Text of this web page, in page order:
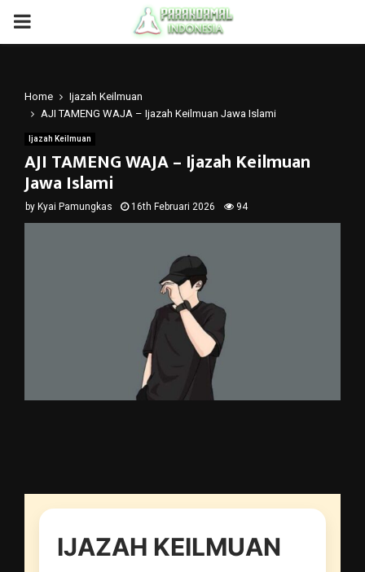
PRIMARY
Home
Ijazah Keilmuan
AJI TAMENG WAJA – Ijazah Keilmuan Jawa Islami
Ijazah Keilmuan
AJI TAMENG WAJA – Ijazah Keilmuan
Jawa Islami
by Kyai Pamungkas 16th Februari 2026 94
IJAZAH KEILMUAN